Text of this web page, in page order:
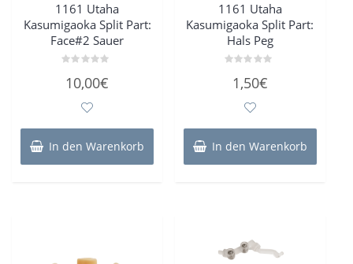
1161 Utaha
Kasumigaoka Split Part:
Face#2 Sauer
mit
10,00€
In den Warenkorb
1161 Utaha
Kasumigaoka Split Part:
Hals Peg
mit1,50€
In den Warenkorb